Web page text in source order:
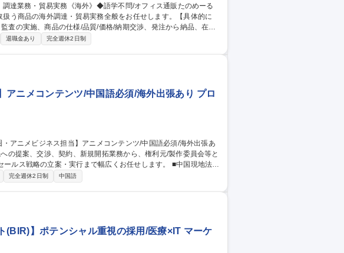
う商品の海外調達・貿易実務全般をお任せします。【具体的に
査の実施、商品の仕様/品質/価格/納期交渉、発注から納品、在庫
企画(MD)サポート、商材企画・選定・調達 募集職種 【本
/オフィス通販たのめーる
退職金あり 完全週休2日制
アニメコンテンツ/中国語必須/海外出張あり プロ
略の立案・実行まで幅広くお任せします。 ■中国現地法人
共同制作、イベント、ゲーム企画等）■中国展示会への参加（海外
完全週休2日制 中国語
(BIR)】ポテンシャル重視の採用/医療×IT マーケ